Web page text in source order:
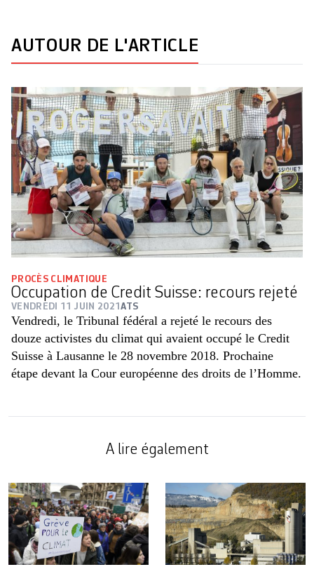
AUTOUR DE L'ARTICLE
PROCÈS CLIMATIQUE
Occupation de Credit Suisse: recours rejeté
VENDREDI 11 JUIN 2021ATS
Vendredi, le Tribunal fédéral a rejeté le recours des
douze activistes du climat qui avaient occupé le Credit
Suisse à Lausanne le 28 novembre 2018. Prochaine
étape devant la Cour européenne des droits de l’Homme.
A lire également